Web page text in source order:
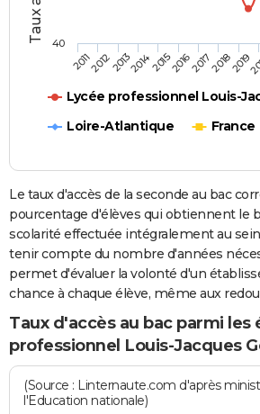
Lycée professionnel Louis-
Loire-Atlantique
France
201120122013201420152016201720182019
40
Le taux d'accès de la seconde au bac
pourcentage d'élèves qui obtiennent le
scolarité effectuée intégralement au
tenir compte du nombre d'années
permet d'évaluer la volonté d'un
chance à chaque élève, même aux
Taux d'accès au bac parmi les
professionnel Louis-Jacques
(Source : Linternaute.com d'après
l'Education nationale)